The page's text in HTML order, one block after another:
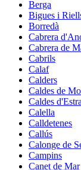
Berga
Bigues i
Borredà
Cabrera
Cabrera de
Cabrils
Calaf
Calders
Caldes de
Caldes
Calella
Calldetenes
Callús
Calonge de
Campins
Canet de Mar